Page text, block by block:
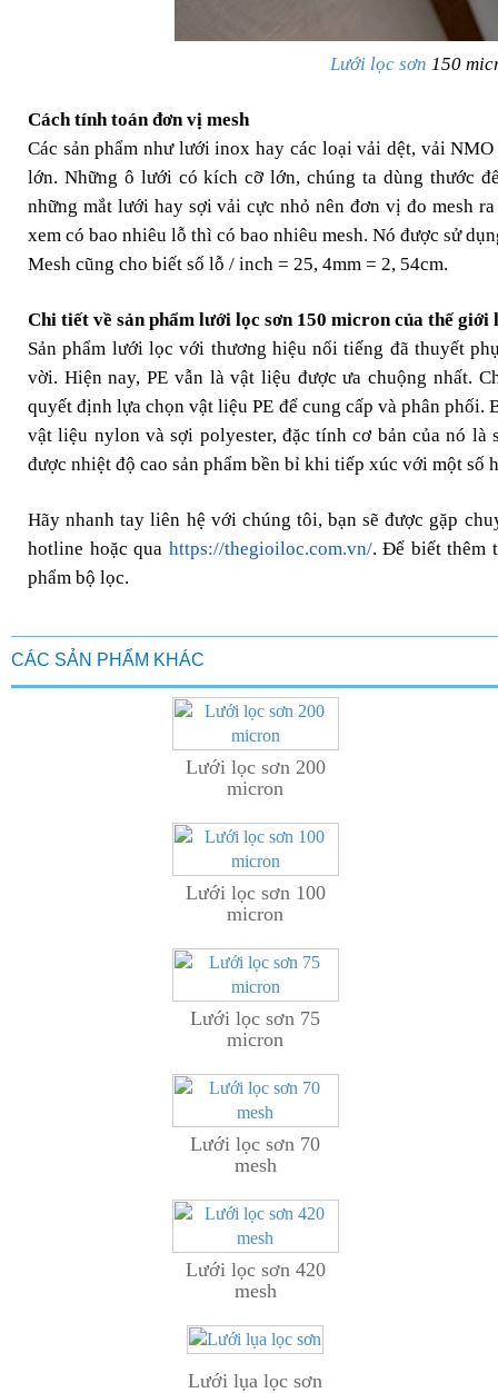
Lưới lọc sơn 150
Cách tính toán đơn vị mesh
Các sản phẩm như lưới inox hay các loại vải dệt, vải
lớn. Những ô lưới có kích cỡ lớn, chúng ta dùng thước
những mắt lưới hay sợi vải cực nhỏ nên đơn vị đo mesh
xem có bao nhiêu lỗ thì có bao nhiêu mesh. Nó được sử
Mesh cũng cho biết số lỗ / inch = 25, 4mm = 2, 54cm.
Chi tiết về sản phẩm lưới lọc sơn 150 micron của thế giới
Sản phẩm lưới lọc với thương hiệu nổi tiếng đã thuyết
vời. Hiện nay, PE vẫn là vật liệu được ưa chuộng nhất.
quyết định lựa chọn vật liệu PE để cung cấp và phân
vật liệu nylon và sợi polyester, đặc tính cơ bản của nó
được nhiệt độ cao sản phẩm bền bỉ khi tiếp xúc với một số
Hãy nhanh tay liên hệ với chúng tôi, bạn sẽ được gặp
hotline hoặc qua https://thegioiloc.com.vn/. Để biết thêm
phẩm bộ lọc.
CÁC SẢN PHẨM KHÁC
Lưới lọc sơn 200
micron
Lưới lọc sơn 100
micron
Lưới lọc sơn 75
micron
Lưới lọc sơn 70
mesh
Lưới lọc sơn 420
mesh
Lưới lụa lọc sơn